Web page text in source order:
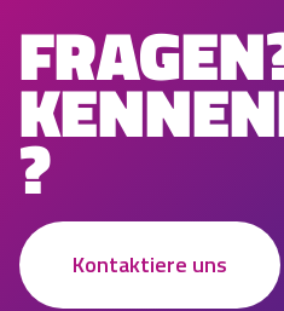
?
Kontaktiere uns